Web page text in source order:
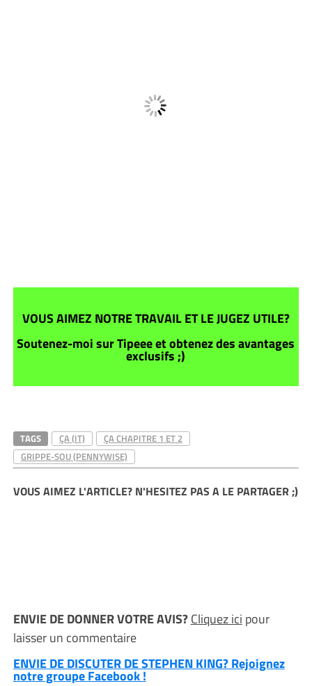
VOUS AIMEZ NOTRE TRAVAIL ET LE JUGEZ UTILE?
Soutenez-moi sur Tipeee et obtenez des avantages
exclusifs ;)
TAGS ÇA (IT)
ÇA CHAPITRE 1 ET 2
GRIPPE-SOU (PENNYWISE)
VOUS AIMEZ L'ARTICLE? N'HESITEZ PAS A LE PARTAGER ;)
ENVIE DE DONNER VOTRE AVIS?Cliquez ici pour
laisser un commentaire
ENVIE DE DISCUTER DE STEPHEN KING? Rejoignez
notre groupe Facebook !